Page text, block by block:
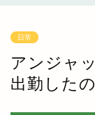
日常
アンジャ
出勤した